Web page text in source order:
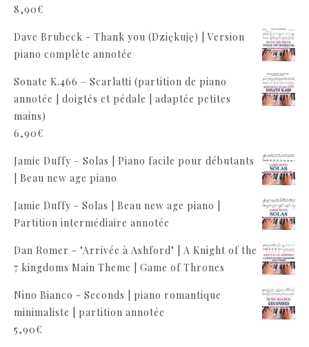
8,90€
Dave Brubeck - Thank you (Dziękuję) | Version
piano complète annotée
Sonate K.466 – Scarlatti (partition de piano
annotée | doigtés et pédale | adaptée petites
mains)
6,90€
Jamie Duffy – Solas | Piano facile pour débutants
| Beau new age piano
Jamie Duffy - Solas | Beau new age piano |
Partition intermédiaire annotée
Dan Romer - "Arrivée à Ashford" | A Knight of the
7 kingdoms Main Theme | Game of Thrones
Nino Bianco - Seconds | piano romantique
minimaliste | partition annotée
5,90€